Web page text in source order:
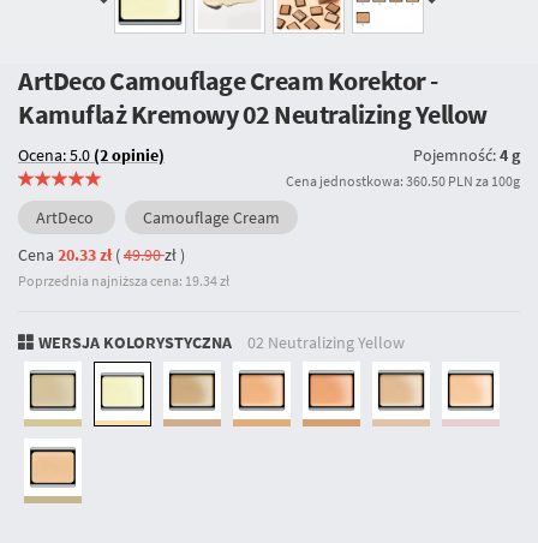
ArtDeco Camouflage Cream Korektor -
Kamuflaż Kremowy02 Neutralizing Yellow
Ocena: 5.0 (2 opinie) Pojemność:4 g
Cena jednostkowa: 360.50 PLN za 100g
ArtDeco
Camouflage Cream
Cena 20.33 zł(49.90zł)
Poprzednia najniższa cena: 19.34 zł
WERSJA KOLORYSTYCZNA 02 Neutralizing Yellow